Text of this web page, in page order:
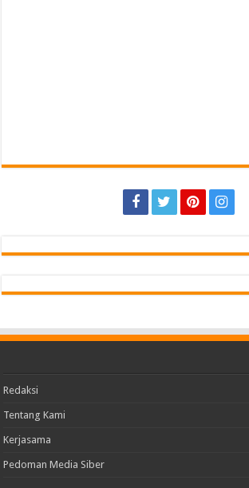
Redaksi
Tentang Kami
Kerjasama
Pedoman Media Siber